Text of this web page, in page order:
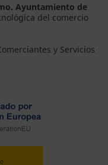
Ayuntamiento de
del comercio
y Servicios